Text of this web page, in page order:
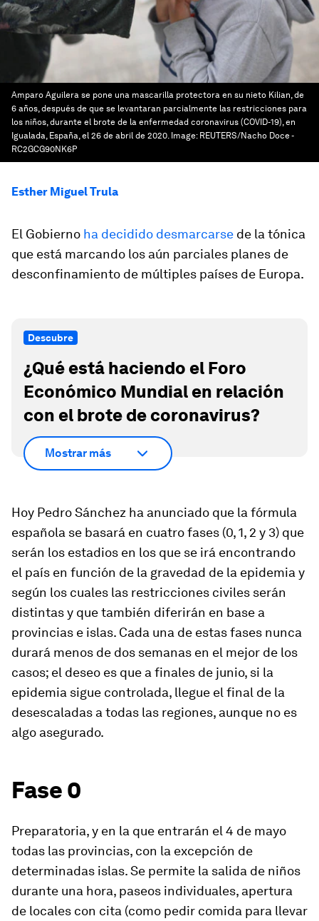
Amparo Aguilera se pone una mascarilla protectora en su nieto Kilian, de
6 años, después de que se levantaran parcialmente las restricciones para
los niños, durante el brote de la enfermedad coronavirus (COVID-19), en
Igualada, España, el 26 de abril de 2020. Image: REUTERS/Nacho Doce -
RC2GCG90NK6P
Esther Miguel Trula
El Gobierno ha decidido desmarcarse de la tónica
que está marcando los aún parciales planes de
desconfinamiento de múltiples países de Europa.
Descubre
¿Qué está haciendo el Foro
Económico Mundial en relación
con el brote de coronavirus?
Mostrar más
Hoy Pedro Sánchez ha anunciado que la fórmula
española se basará en cuatro fases (0, 1, 2 y 3) que
serán los estadios en los que se irá encontrando
el país en función de la gravedad de la epidemia y
según los cuales las restricciones civiles serán
distintas y que también diferirán en base a
provincias e islas. Cada una de estas fases nunca
durará menos de dos semanas en el mejor de los
casos; el deseo es que a finales de junio, si la
epidemia sigue controlada, llegue el final de la
desescaladas a todas las regiones, aunque no es
algo asegurado.
Fase 0
Preparatoria, y en la que entrarán el 4 de mayo
todas las provincias, con la excepción de
determinadas islas. Se permite la salida de niños
durante una hora, paseos individuales, apertura
de locales con cita (como pedir comida para llevar